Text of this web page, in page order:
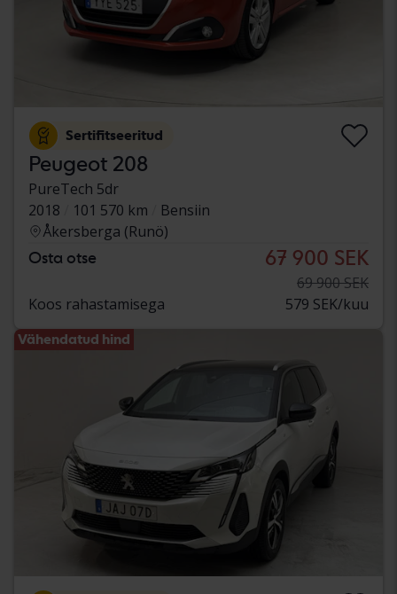
Sertifitseeritud
Peugeot 208
PureTech 5dr
2018
101 570 km
Bensiin
Åkersberga (Runö)
Osta otse 67 900 SEK
69 900 SEK
Koos rahastamisega
579 SEK/kuu
Vähendatud hind